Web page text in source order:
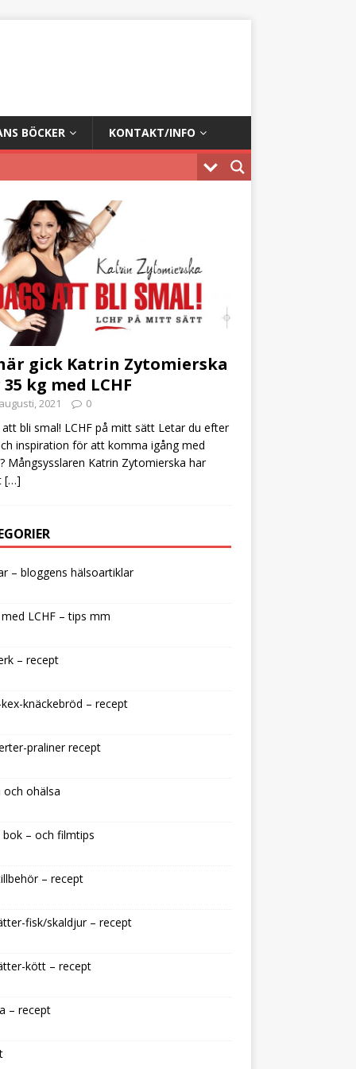
BÖCKER KONTAKT/INFO
gick Katrin Zytomierska
kg med LCHF
2021 0
att bli smal! LCHF på mitt sätt Letar du efter
inspiration för att komma igång med
Mångsysslaren Katrin Zytomierska har
[…]
– bloggens hälsoartiklar
LCHF – tips mm
– recept
knäckebröd – recept
praliner recept
och ohälsa
bok – och filmtips
– recept
fisk/skaldjur – recept
kött – recept
– recept